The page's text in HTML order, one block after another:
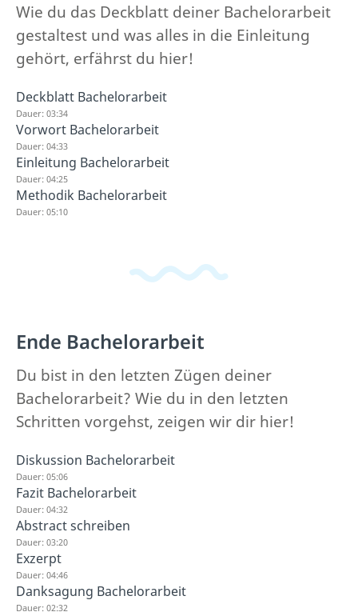
Wie du das Deckblatt deiner Bachelorarbeit
gestaltest und was alles in die Einleitung
gehört, erfährst du hier!
Deckblatt Bachelorarbeit
Dauer: 03:34
Vorwort Bachelorarbeit
Dauer: 04:33
Einleitung Bachelorarbeit
Dauer: 04:25
Methodik Bachelorarbeit
Dauer: 05:10
Ende Bachelorarbeit
Du bist in den letzten Zügen deiner
Bachelorarbeit? Wie du in den letzten
Schritten vorgehst, zeigen wir dir hier!
Diskussion Bachelorarbeit
Dauer: 05:06
Fazit Bachelorarbeit
Dauer: 04:32
Abstract schreiben
Dauer: 03:20
Exzerpt
Dauer: 04:46
Danksagung Bachelorarbeit
Dauer: 02:32